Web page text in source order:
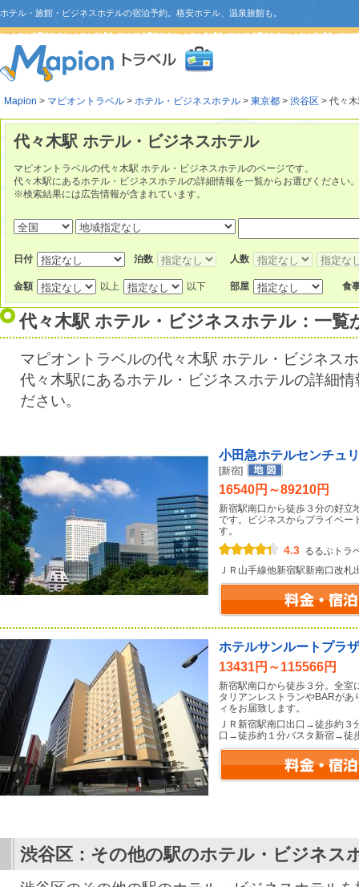
ホテル・旅館・ビジネスホテルの宿泊予約。格安ホテル、温泉旅館も。
Mapion > マピオントラベル > ホテル・ビジネスホテル > 東京都 > 渋谷区 > 代々
代々木駅 ホテル・ビジネスホテル
マピオントラベルの代々木駅 ホテル・ビジネスホテルのページです。
代々木駅にあるホテル・ビジネスホテルの詳細情報を一覧からお選びください。
※検索結果には広告情報が含まれています。
日付 泊数 人数
金額 以上 以下 部屋 食
代々木駅 ホテル・ビジネスホテル：一覧
マピオントラベルの代々木駅 ホテル・ビジネス
代々木駅にあるホテル・ビジネスホテルの詳細
ださい。
小田急ホテルセンチュ
[新宿]
16540円～89210円
新宿駅南口から徒歩３分の好立
です。ビジネスからプライベー
す。
4.3 るるぶトラ
ＪＲ山手線他新宿駅新南口改
ホテルサンルートプラ
13431円～115566円
新宿駅南口から徒歩３分。全室
タリアンレストランやBARが
ィをお届致します。
ＪＲ新宿駅南口出口→徒歩約３
口→徒歩約１分バスタ新宿→徒
渋谷区：その他の駅のホテル・ビジネス